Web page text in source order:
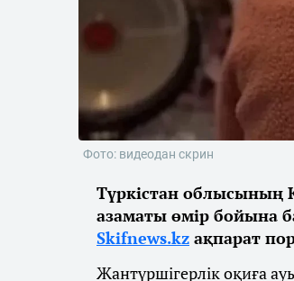
Фото: видеодан скрин
Түркістан облысының
азаматы өмір бойына
Skifnews.kz ақпарат
Жантүршігерлік оқиға